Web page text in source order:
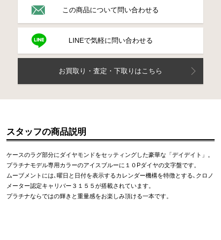
この商品について問い合わせる
LINEで気軽に問い合わせる
お買取り・査定・下取りはこちら
スタッフの商品説明
ケースのラグ部分にダイヤモンドをセッティングした豪華な「デイデイト」。
プラチナモデル専用カラーのアイスブルーに１０Pダイヤの文字盤です。
ムーブメントには､曜日と日付を表示するカレンダー機構を特徴とする､クロノ
メーター認定キャリバー３１５５が搭載されています。
プラチナならではの輝きと重量感をお楽しみ頂ける一本です。